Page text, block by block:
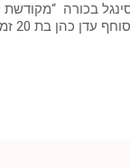
בכורה “מקודשת
כהן בת 20 זמרת